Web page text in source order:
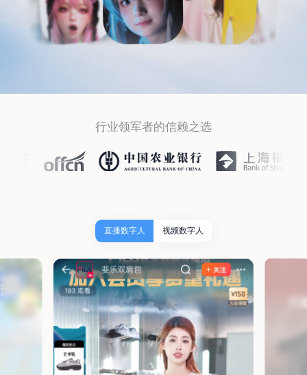
行业领军者的信赖之选
直播数字人 视频数字人